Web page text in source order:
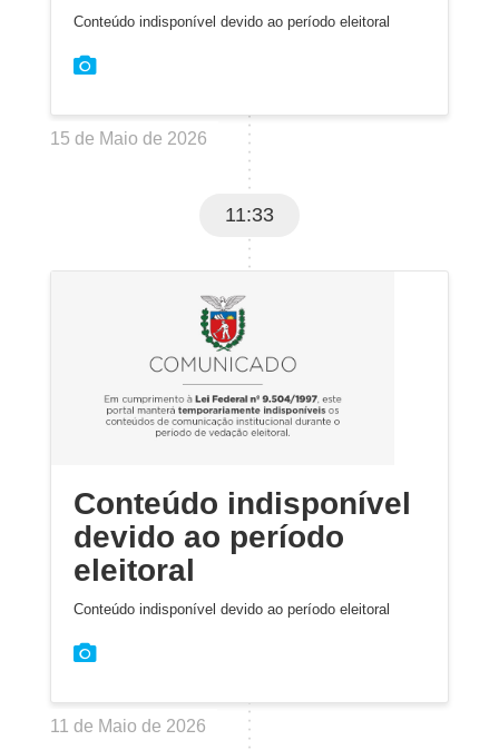
Conteúdo indisponível devido ao período eleitoral
15 de Maio de 2026
11:33
Conteúdo indisponível
devido ao período
eleitoral
Conteúdo indisponível devido ao período eleitoral
11 de Maio de 2026